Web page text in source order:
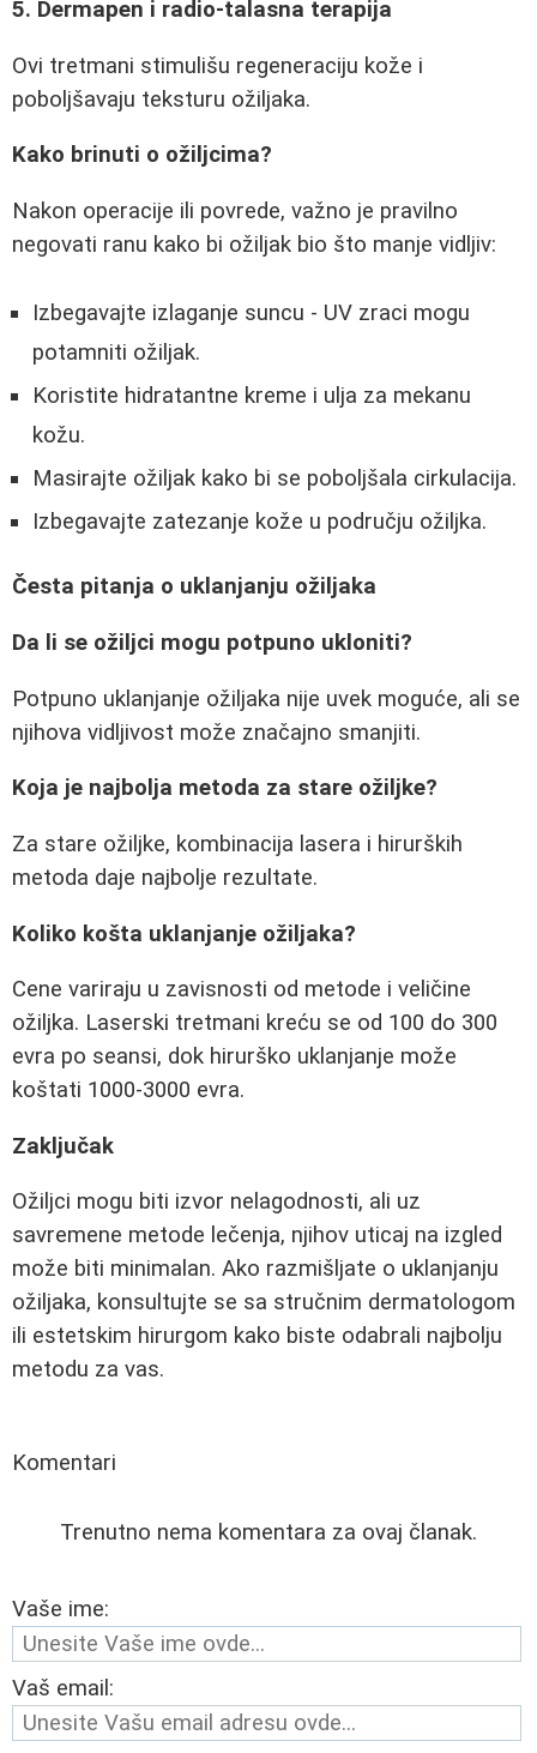
5. Dermapen i radio-talasna terapija
Ovi tretmani stimulišu regeneraciju kože i
poboljšavaju teksturu ožiljaka.
Kako brinuti o ožiljcima?
Nakon operacije ili povrede, važno je pravilno
negovati ranu kako bi ožiljak bio što manje vidljiv:
Izbegavajte izlaganje suncu - UV zraci mogu
potamniti ožiljak.
Koristite hidratantne kreme i ulja za mekanu
kožu.
Masirajte ožiljak kako bi se poboljšala cirkulacija.
Izbegavajte zatezanje kože u području ožiljka.
Česta pitanja o uklanjanju ožiljaka
Da li se ožiljci mogu potpuno ukloniti?
Potpuno uklanjanje ožiljaka nije uvek moguće, ali se
njihova vidljivost može značajno smanjiti.
Koja je najbolja metoda za stare ožiljke?
Za stare ožiljke, kombinacija lasera i hirurških
metoda daje najbolje rezultate.
Koliko košta uklanjanje ožiljaka?
Cene variraju u zavisnosti od metode i veličine
ožiljka. Laserski tretmani kreću se od 100 do 300
evra po seansi, dok hirurško uklanjanje može
koštati 1000-3000 evra.
Zaključak
Ožiljci mogu biti izvor nelagodnosti, ali uz
savremene metode lečenja, njihov uticaj na izgled
može biti minimalan. Ako razmišljate o uklanjanju
ožiljaka, konsultujte se sa stručnim dermatologom
ili estetskim hirurgom kako biste odabrali najbolju
metodu za vas.
Komentari
Trenutno nema komentara za ovaj članak.
Vaše ime:
Vaš email: